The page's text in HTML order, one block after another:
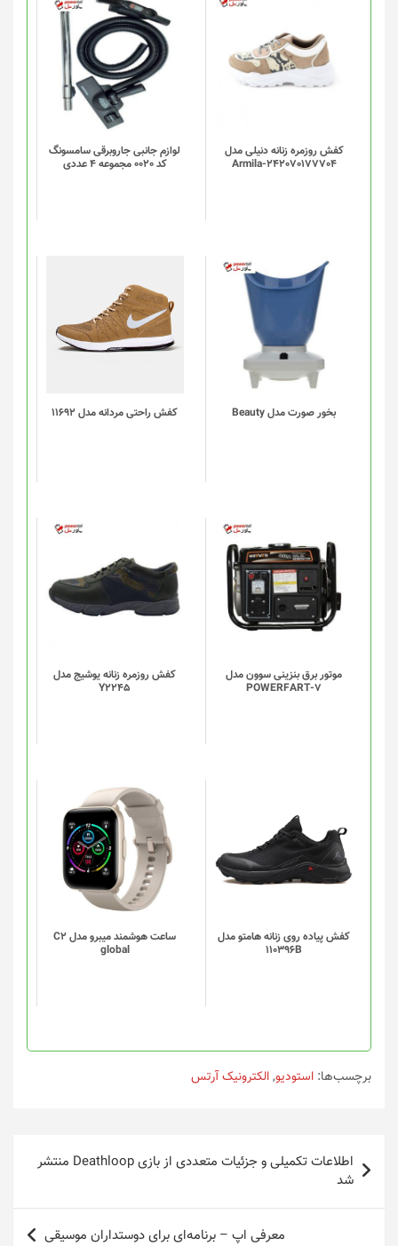
کفش روزمره زنانه دنیلی مدل
Armila-242070177704
لوازم جانبی جاروبرقی سامسونگ
کد 0020 مجموعه 4 عددی
بخور صورت مدل Beauty کفش راحتی مردانه مدل 11692
محصول
دارای
انواع
مختلفی
گزینه
محصول
شوند
موتور برق بنزینی سوون مدل
POWERFART-7
کفش روزمره زنانه یوشیج مدل
Y2245
کفش پیاده روی زنانه هامتو مدل
110396B
محصول
دارای
انواع
مختلفی
گزینه
ها
محصول
انتخاب
شوند
ساعت هوشمند میبرو مدل C2
global
این
محصول
دارای
انواع
مختلفی
می
گزینه
ها
محصول
برچسب‌ها: استودیو,الکترونیک آرتس
راهبری
نوشته
اطلاعات تکمیلی و جزئیات متعددی از بازی Deathloop منتشر
شد
معرفی اپ – برنامه‌ای برای دوستداران موسیقی